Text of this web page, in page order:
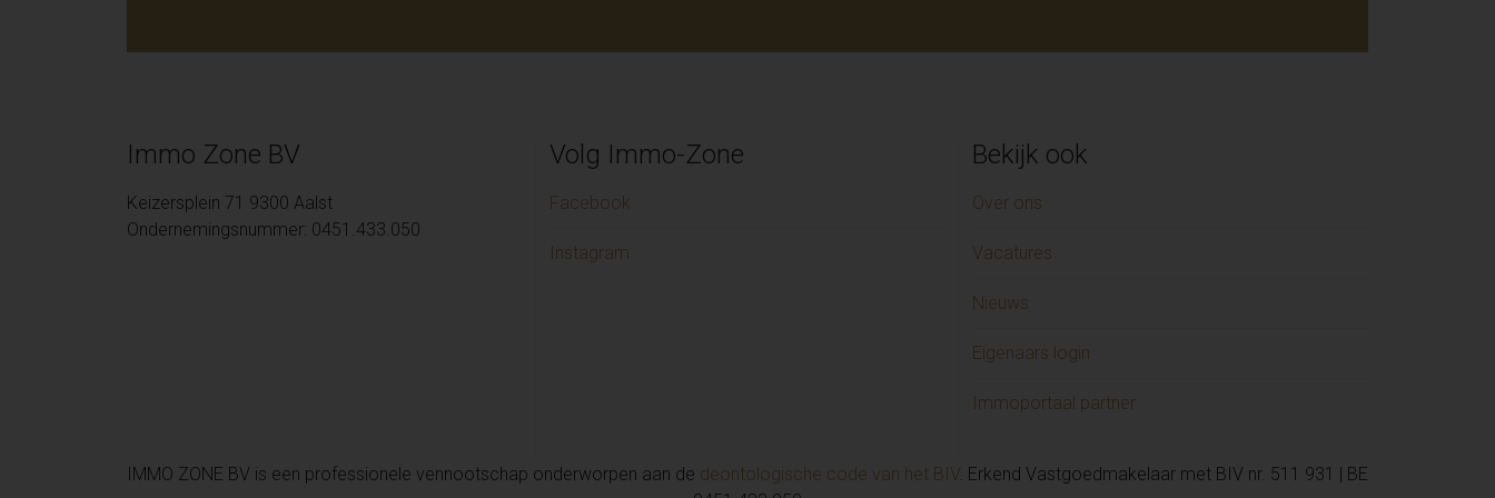
Immo Zone BV
Keizersplein 71 9300 Aalst
Ondernemingsnummer: 0451.433.050
Volg Immo-Zone
Facebook
Instagram
Bekijk ook
Over ons
Vacatures
Nieuws
Eigenaars login
Immoportaal partner
IMMO ZONE BV is een professionele vennootschap onderworpen aan de deontologische code van het BIV. Erkend Vastgoedmakelaar met BIV nr. 511 931 | BE